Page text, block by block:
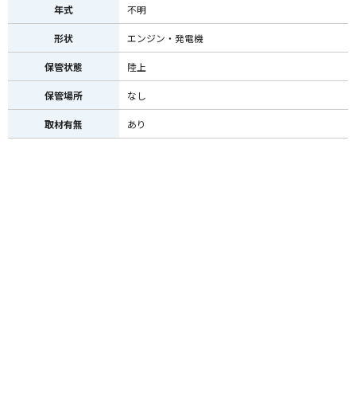
年式 不明
形状 エンジン・発電機
保管状態 陸上
保管場所 なし
取材有無 あり